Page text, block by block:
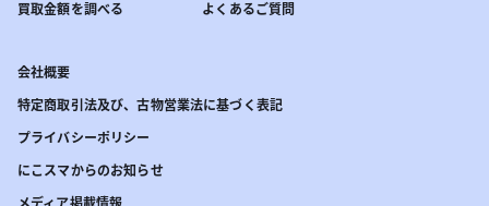
買取金額を調べる よくあるご質問
会社概要
特定商取引法及び、古物営業法に基づく表記
プライバシーポリシー
にこスマからのお知らせ